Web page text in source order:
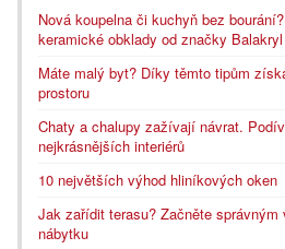
Nová koupelna či kuchyň bez
keramické obklady od značky Balakryl
Máte malý byt? Díky těmto tipům
prostoru
Chaty a chalupy zažívají návrat.
nejkrásnějších interiérů
10 největších výhod hliníkových oken
Jak zařídit terasu? Začněte správným
nábytku